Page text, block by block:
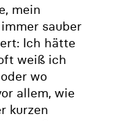
mein
sauber
Ich hätte
weiß ich
wo
allem, wie
kurzen